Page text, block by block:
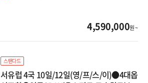
장기(11일 이상)
4,590,000원 ~
스탠다드
서유럽 4국 10일/12일(영/프/스/이)●4대옵